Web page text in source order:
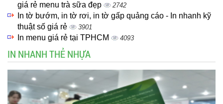
giá rẻ menu trà sữa đẹp
2742
In tờ bướm, in tờ rơi, in tờ gấp quảng cáo - In nhanh kỹ
thuật số giá rẻ
3901
In menu giá rẻ tại TPHCM 4093
IN NHANH THẺ NHỰA